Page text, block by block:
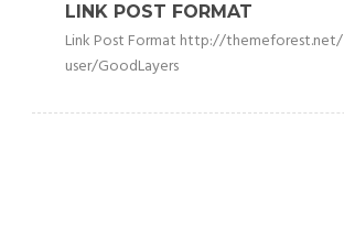
LINK POST FORMAT
Link Post Format http://themeforest.net/
user/GoodLayers